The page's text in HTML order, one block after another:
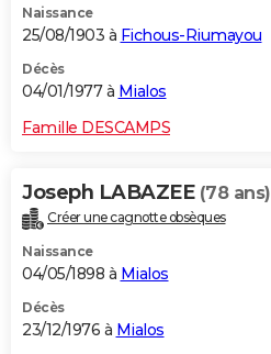
Naissance
25/08/1903 à Fichous-Riumayou
Décès
04/01/1977 à Mialos
Famille DESCAMPS
Joseph LABAZEE (78 ans)
Créer une cagnotte obsèques
Naissance
04/05/1898 à Mialos
Décès
23/12/1976 à Mialos